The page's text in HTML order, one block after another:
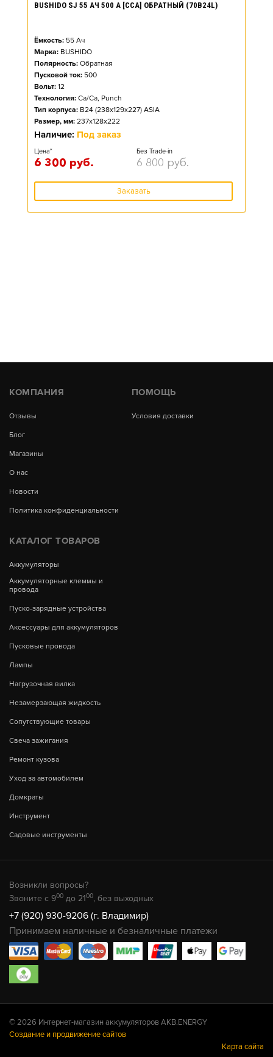
BUSHIDO SJ 55 АЧ 500 А [CCA] ОБРАТНЫЙ (70B24L)
Ёмкость: 55 Ач
Марка: BUSHIDO
Полярность: Обратная
Пусковой ток: 500
Вольт: 12
Технология: Ca/Ca, Punch
Тип корпуса: B24 (238x129x227) ASIA
Размер, мм: 237x128x222
Наличие: Под заказ
Цена*
6 300 руб.
Без Trade-in
6 800 руб.
Заказать
КОМПАНИЯ
Отзывы
Блог
Магазины
О нас
Новости
Политика конфиденциальности
ПОМОЩЬ
Условия доставки
КАТАЛОГ ТОВАРОВ
Аккумуляторы
Аккумуляторные клеммы и
провода
Пуско-зарядные устройства
Аксессуары для аккумуляторов
Пусковые провода
Лампы
Нагрузочная вилка
Незамерзающая жидкость
Сопутствующие товары
Свеча зажигания
Ремонт кузова
Уход за автомобилем
Домкраты
Инструмент
Садовые инструменты
Возникли вопросы?
Звоните с 900 до 2100, без выходных
+7 (920) 930-9206 (г. Владимир)
Принимаем наличные и безналичные платежи
© 2026 Интернет-магазин аккумуляторов AKB.ENERGY
Создание и продвижение сайтов
Карта сайта